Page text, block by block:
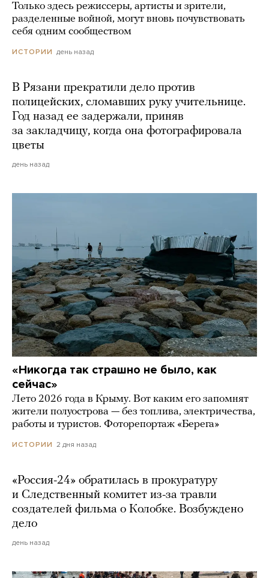
Только здесь режиссеры, артисты и зрители,
разделенные войной, могут вновь почувствовать
себя одним сообществом
ИСТОРИИ день назад
В Рязани прекратили дело против
полицейских, сломавших руку учительнице.
Год назад ее задержали, приняв
за закладчицу, когда она фотографировала
цветы
день назад
«Никогда так страшно не было, как
сейчас»
Лето 2026 года в Крыму. Вот каким его запомнят
жители полуострова — без топлива, электричества,
работы и туристов. Фоторепортаж «Берега»
ИСТОРИИ 2 дня назад
«Россия-24» обратилась в прокуратуру
и Следственный комитет из-за травли
создателей фильма о Колобке. Возбуждено
дело
день назад